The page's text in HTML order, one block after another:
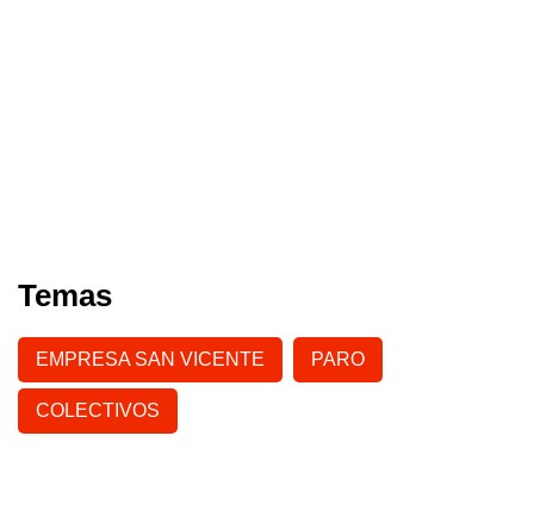
Temas
EMPRESA SAN VICENTE PARO
COLECTIVOS